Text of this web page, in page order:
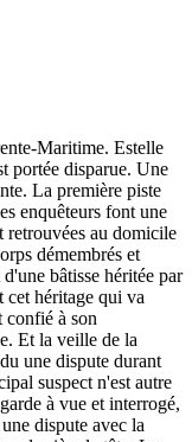
Maritime. Estelle
portée disparue. Une
La première piste
enquêteurs font une
retrouvées au domicile
démembrés et
bâtisse héritée par
cet héritage qui va
confié à son
Et la veille de la
une dispute durant
suspect n'est autre
à vue et interrogé,
dispute avec la